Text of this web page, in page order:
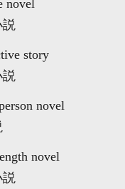
novel
説
story
説
novel
novel
説